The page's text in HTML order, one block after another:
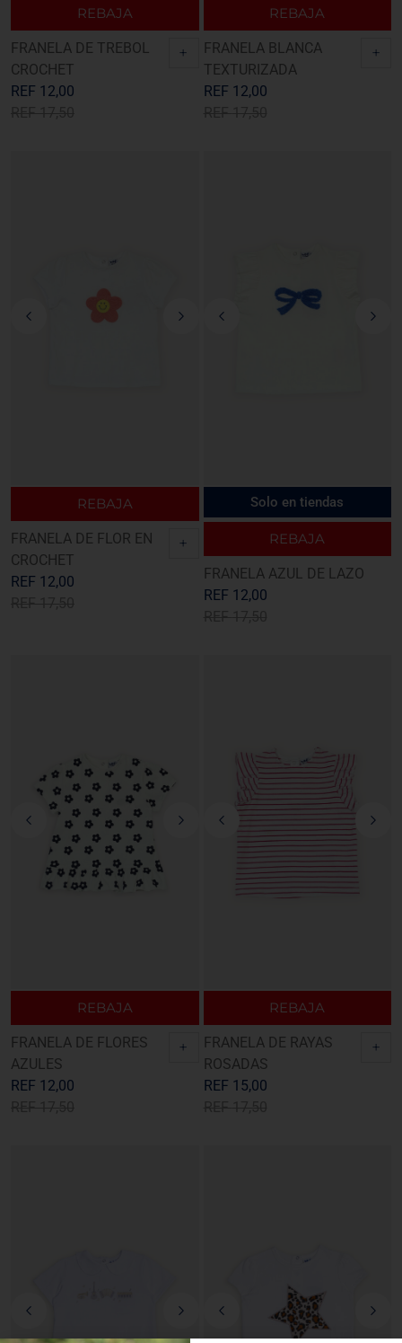
REBAJA
FRANELA DE TREBOL
CROCHET
REF 12,00
+
REBAJA
FRANELA BLANCA
TEXTURIZADA
REF 12,00
+
REBAJA
FRANELA DE FLOR EN
CROCHET
REF 12,00
+
Solo en tiendas
REBAJA
FRANELA AZUL DE LAZO
REF 12,00
REBAJA
FRANELA DE FLORES
AZULES
REF 12,00
+
REBAJA
FRANELA DE RAYAS
ROSADAS
REF 15,00
+